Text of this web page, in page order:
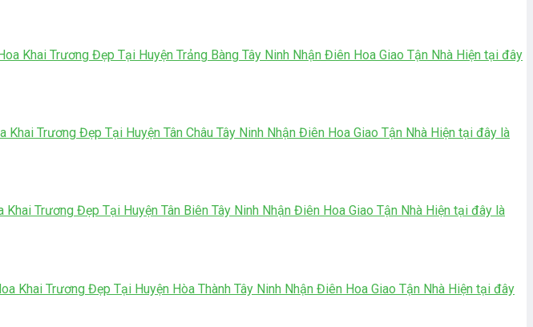
Khai Trương Đẹp Tại Huyện Trảng Bàng Tây Ninh Nhận Điên Hoa Giao Tận Nhà Hiện tại đây
Trương Đẹp Tại Huyện Tân Châu Tây Ninh Nhận Điên Hoa Giao Tận Nhà Hiện tại đây là
Trương Đẹp Tại Huyện Tân Biên Tây Ninh Nhận Điên Hoa Giao Tận Nhà Hiện tại đây là
Trương Đẹp Tại Huyện Hòa Thành Tây Ninh Nhận Điên Hoa Giao Tận Nhà Hiện tại đây